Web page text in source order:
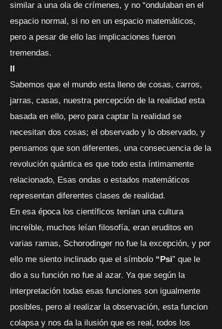
similar a una ola de crímenes, y no “ondulaban en el
espacio normal, si no en un espacio matemáticos,
pero a pesar de ello las implicaciones fueron
tremendas.
II
Sabemos que el mundo esta lleno de cosas, carros,
jarras, casas, nuestra percepción de la realidad esta
basada en ello, pero para captar la realidad se
necesitan dos cosas; el observado y lo observado, y
pensamos que son diferentes, una consecuencia de la
revolución quántica es que todo esta íntimamente
relacionado, Esas ondas o estados matemáticos
representan diferentes clases de realidad.
En esa época los científicos tenían una cultura
increíble, muchos leían filosofía, eran eruditos en
varias ramas, Schorodinger no fue la excepción, y por
ello me siento inclinado que el símbolo “Psi” que le
dio a su función no fue al azar. Ya que según la
interpretación todas esas funciones son igualmente
posibles, pero al realizar la observación, esta funcion
colapsa y nos da la ilusión que es real, todos los